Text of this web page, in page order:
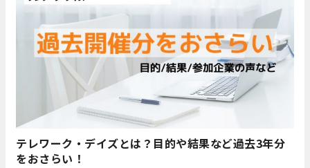
テレワーク・デイズとは？目的や結果など過去3年分
をおさらい！